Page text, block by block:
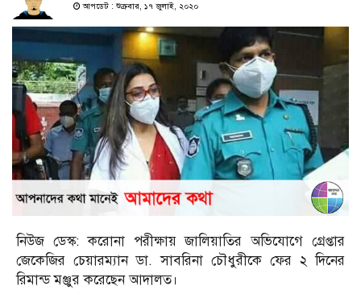
আপডেট : শুক্রবার, ১৭ জুলাই, ২০২০
নিউজ ডেস্ক: করোনা পরীক্ষায় জালিয়াতির অভিযোগে গ্রেপ্তার
জেকেজির চেয়ারম্যান ডা. সাবরিনা চৌধুরীকে ফের ২ দিনের
রিমান্ড মঞ্জুর করেছেন আদালত।